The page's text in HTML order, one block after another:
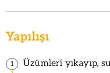
Yapılışı
1
Üzümleri yıkayıp,